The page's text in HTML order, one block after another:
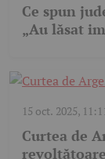
Ce spun
„Au lăsat
15 oct. 2025,
Curtea de
revoltătoare